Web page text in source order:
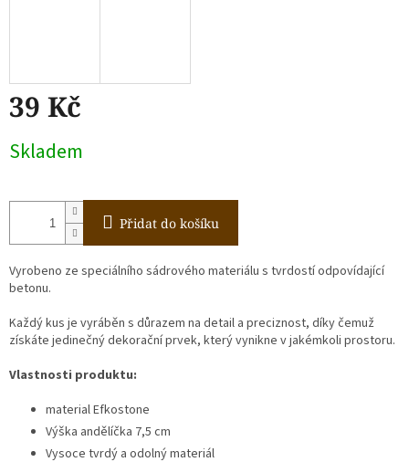
39 Kč
cena:
Skladem
Přidat do košíku
Vyrobeno ze speciálního sádrového materiálu s tvrdostí odpovídající
betonu.
Každý kus je vyráběn s důrazem na detail a preciznost, díky čemuž
získáte jedinečný dekorační prvek, který vynikne v jakémkoli prostoru.
Vlastnosti produktu:
material Efkostone
Výška andělíčka 7,5 cm
Vysoce tvrdý a odolný materiál